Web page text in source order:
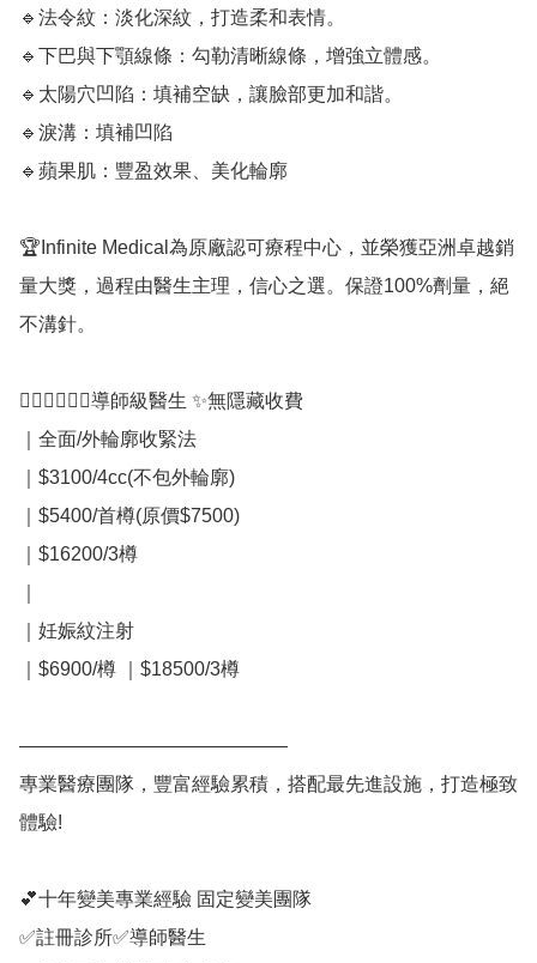
🔹法令紋：淡化深紋，打造柔和表情。
🔹下巴與下顎線條：勾勒清晰線條，增強立體感。
🔹太陽穴凹陷：填補空缺，讓臉部更加和諧。
🔹淚溝：填補凹陷
🔹蘋果肌：豐盈效果、美化輪廓
🏆Infinite Medical為原廠認可療程中心，並榮獲亞洲卓越銷
量大獎，過程由醫生主理，信心之選。保證100%劑量，絕
不溝針。
👨🏻‍⚕️👩🏻‍⚕️導師級醫生 ✨無隱藏收費
｜全面/外輪廓收緊法
｜$3100/4cc(不包外輪廓)
｜$5400/首樽(原價$7500)
｜$16200/3樽
｜妊娠紋注射
｜$6900/樽 ｜$18500/3樽
——————————————
專業醫療團隊，豐富經驗累積，搭配最先進設施，打造極致
體驗!
💕十年變美專業經驗 固定變美團隊
✅註冊診所✅導師醫生